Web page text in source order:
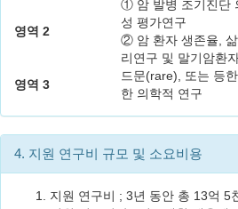
영역 2
① 암 발병 조기진단
성 평가연구
② 암 환자 생존율,
리연구 및 말기암환
영역 3
드문(rare), 또는 등
한 의학적 연구
4. 지원 연구비 규모 및 소요비용
지원 연구비 ; 3년 동안 총 13억 5